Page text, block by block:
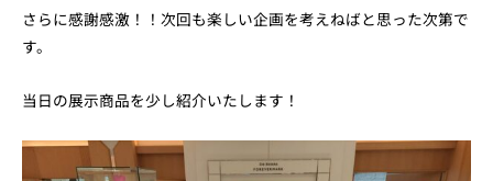
さらに感謝感激！！次回も楽しい企画を考えねばと思った次第で
す。
当日の展示商品を少し紹介いたします！